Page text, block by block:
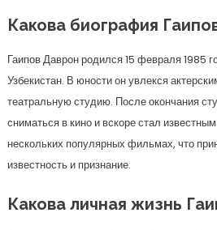
Какова биография
Гаипов Даврон родился 15 февраля 1985
Узбекистан. В юности он увлекся
театральную студию. После окончания
сниматься в кино и вскоре стал
нескольких популярных фильмах, что
известность и признание.
Какова личная жизнь